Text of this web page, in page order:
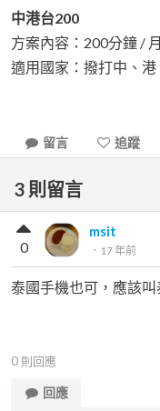
中港台200
方案內容：200分鐘 / 月
適用國家：撥打中、
留言 追蹤
3 則留言
msit
． 17 年前
0
泰國手機也可，應該
0 則回應
回應